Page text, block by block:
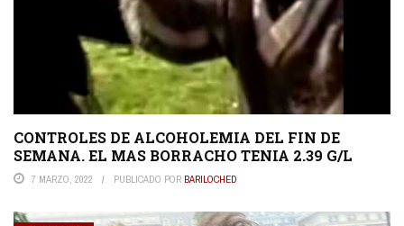
CONTROLES DE ALCOHOLEMIA DEL FIN DE
SEMANA. EL MAS BORRACHO TENIA 2.39 G/L
7 MARZO, 2022 PUBLICADO POR BARILOCHED